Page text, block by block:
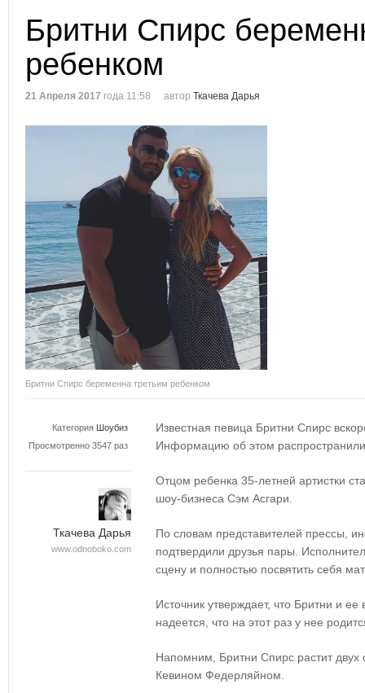
Бритни Спирс
ребенком
21 Апреля 2017 года 11:58 автор Ткачева Дарья
Бритни Спирс беременна третьим ребенком
Категория Шоубиз
Просмотренно 3547 раз
Ткачева Дарья
www.odnoboko.com
Известная певица Бритни Спирс
Информацию об этом
Отцом ребенка 35-летней артистки
шоу-бизнеса Сэм Асгари.
По словам представителей прессы,
подтвердили друзья пары.
сцену и полностью посвятить себя
Источник утверждает, что Бритни и
надеется, что на этот раз у нее
Напомним, Бритни Спирс растит
Кевином Федерляйном.